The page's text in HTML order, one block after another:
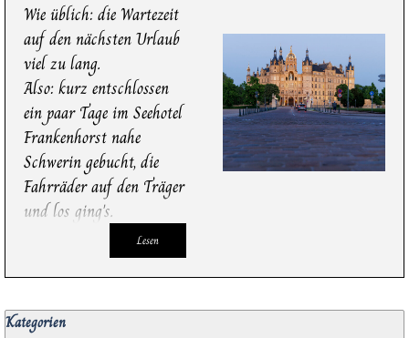
Wie üblich: die Wartezeit
auf den nächsten Urlaub
viel zu lang.
Also: kurz entschlossen
ein paar Tage im Seehotel
Frankenhorst nahe
Schwerin gebucht, die
Fahrräder auf den Träger
und los ging's.
Lesen
Block überspringen Kategorien
Kategorien